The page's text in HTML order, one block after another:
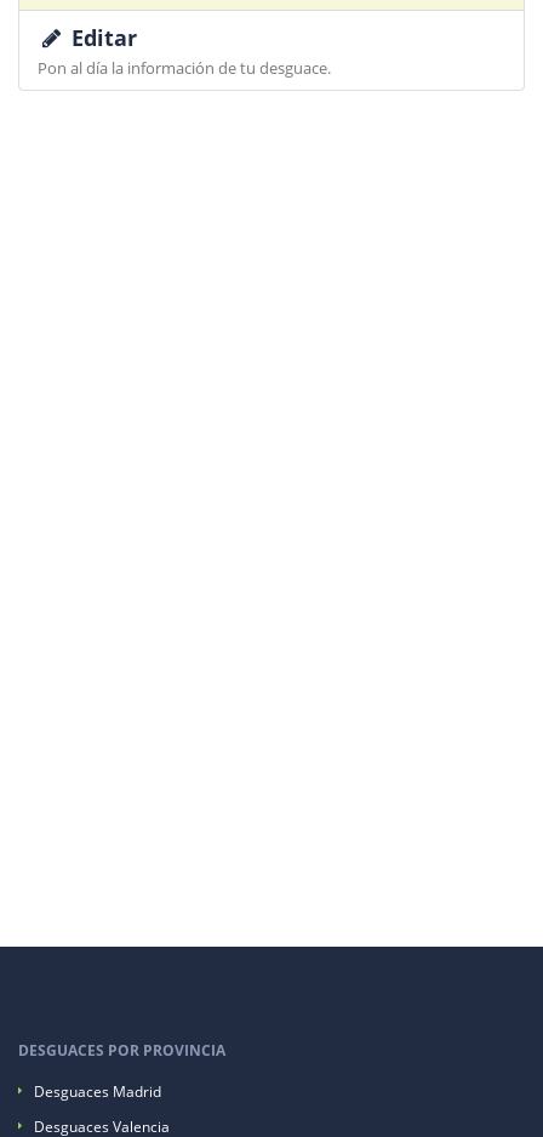
Editar
Pon al día la información de tu desguace.
DESGUACES POR PROVINCIA
Desguaces Madrid
Desguaces Valencia